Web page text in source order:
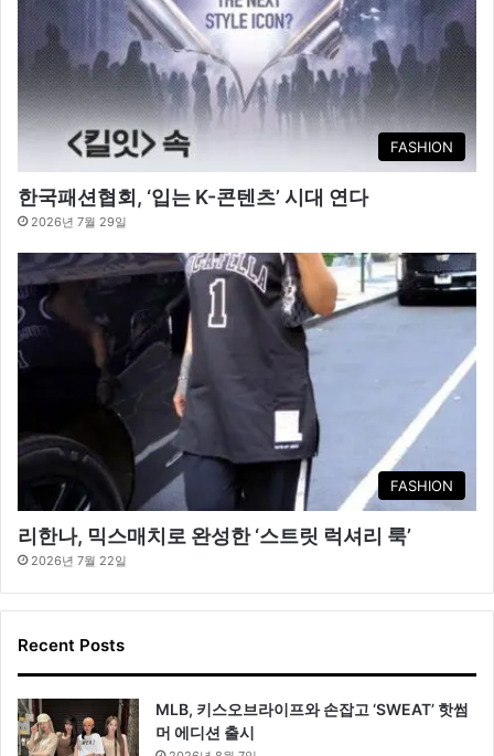
FASHION
한국패션협회, ‘입는 K-콘텐츠’ 시대 연다
2026년 7월 29일
FASHION
리한나, 믹스매치로 완성한 ‘스트릿 럭셔리 룩’
2026년 7월 22일
Recent Posts
MLB, 키스오브라이프와 손잡고 ‘SWEAT’ 핫썸
머 에디션 출시